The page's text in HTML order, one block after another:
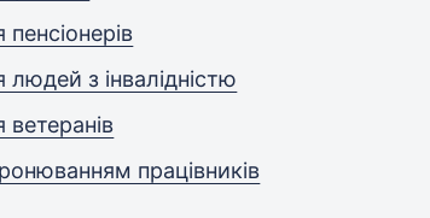
пенсіонерів
людей з інвалідністю
ветеранів
працівників